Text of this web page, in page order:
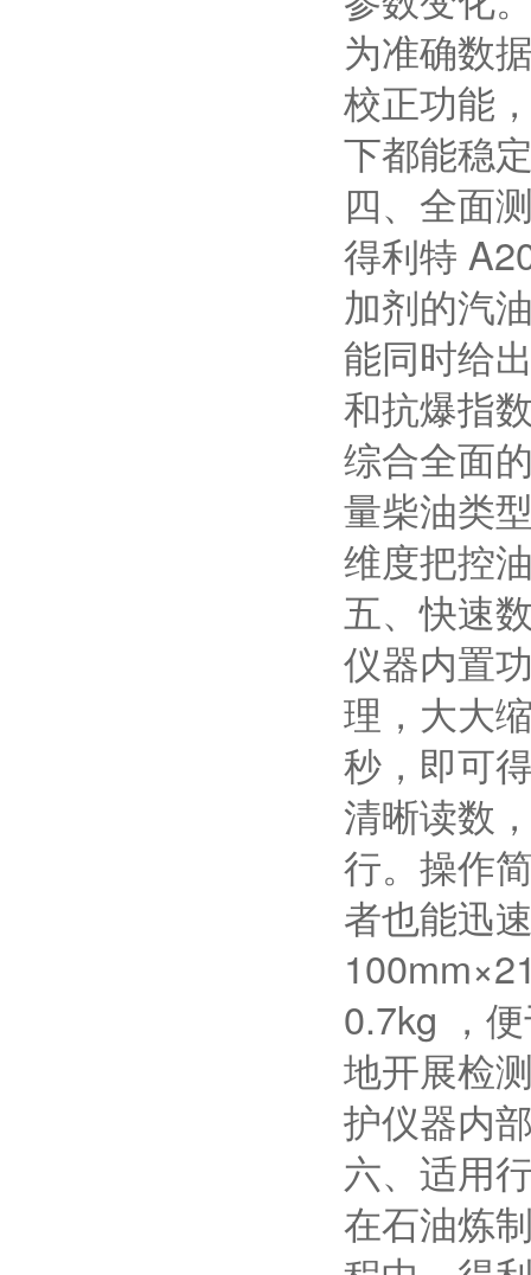
为准确数
校正功能
下都能稳
四、全面
得利特
加剂的汽
能同时给
和抗爆指
综合全面
量柴油类
维度把控
五、快速
仪器内置
理，大大
秒，即可
清晰读数
行。操作
者也能迅
0.7kg ，
地开展检
护仪器内
六、适用
在石油炼